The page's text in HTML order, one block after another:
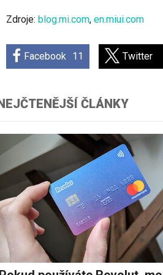
Zdroje: blog.mi.com, en.miui.com
Facebook 11 Twitter
ČLÁNKY